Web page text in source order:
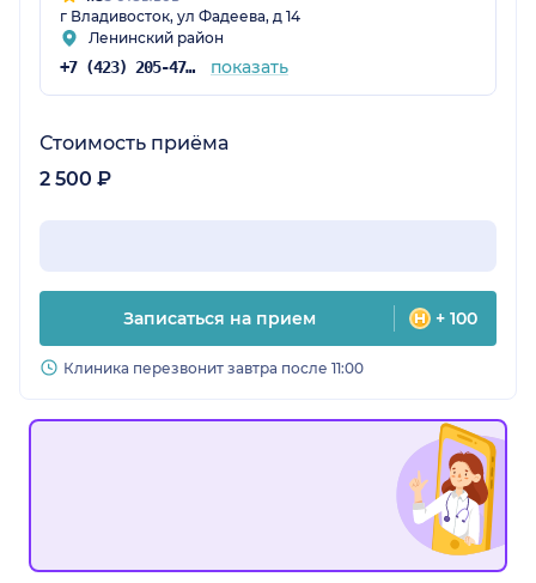
г Владивосток, ул Фадеева, д 14
Ленинский район
+7 (423) 205-47-13 показать
Стоимость приёма
2 500 ₽
Записаться на прием + 100
Клиника перезвонит завтра после 11:00